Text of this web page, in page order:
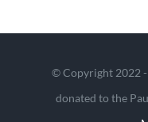
© Copyright 2022 -
donated to the